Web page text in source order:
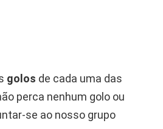
golos de cada uma das
perca nenhum golo ou
se ao nosso grupo